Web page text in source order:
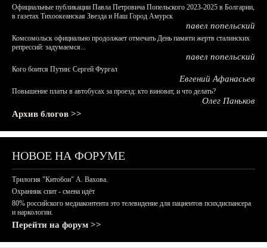
Официальные публикации Павла Петровича Попельского 2023-2025 в Болгарии,
в газетах Тихоокеанская Звезда и Наш Город Амурск
павел попельский
Комсомольск официально продолжает отмечать День памяти жертв сталинских
репрессий: задумаемся...
павел попельский
Кого боится Путин: Сергей Фургал
Евгений Афанасьев
Повышение платы в автобусах за проезд: кто виноват, и что делать?
Олег Паньков
Архив блогов >>
НОВОЕ НА ФОРУМЕ
Трилогия "Китобои" А. Вахова.
Охранник спит - смена идёт
80% российского медиаконтента это телевидение для пациентов психдиспансера
и наркологии.
Перейти на форум >>